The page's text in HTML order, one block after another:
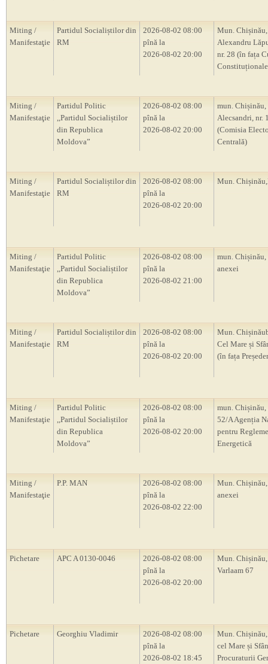
Miting /
Manifestaţie
Partidul Socialiștilor din
RM
2026-08-02 08:00
pînă la
2026-08-02 20:00
Mun. Chișinău,
Alexandru
nr. 28 (în fața
Miting /
Manifestaţie
Partidul Politic
,,Partidul Socialiștilor
din Republica
Moldova”
2026-08-02 08:00
pînă la
2026-08-02 20:00
mun. Chișinău,
Alecsandri, nr.
(Comisia
Centrală)
Miting /
Manifestaţie
Partidul Socialiștilor din
RM
2026-08-02 08:00
pînă la
2026-08-02 20:00
Mun.
Miting /
Manifestaţie
Partidul Politic
,,Partidul Socialiștilor
din Republica
Moldova”
2026-08-02 08:00
pînă la
2026-08-02 21:00
mun.
anexei
Miting /
Manifestaţie
Partidul Socialiștilor din
RM
2026-08-02 08:00
pînă la
2026-08-02 20:00
Mun.
Cel Mare și
(în fața
Miting /
Manifestaţie
Partidul Politic
,,Partidul Socialiștilor
din Republica
Moldova”
2026-08-02 08:00
pînă la
2026-08-02 20:00
mun. Chișinău,
52/A Agenția
pentru
Energetică
Miting /
Manifestaţie
P.P. MAN
2026-08-02 08:00
pînă la
2026-08-02 22:00
Mun.
anexei
Pichetare APC A 0130-0046
2026-08-02 08:00
pînă la
2026-08-02 20:00
Mun. Chișinău,
Varlaam 67
Pichetare Georghiu Vladimir
2026-08-02 08:00
pînă la
2026-08-02 18:45
Mun.
cel Mare și
Procuraturii